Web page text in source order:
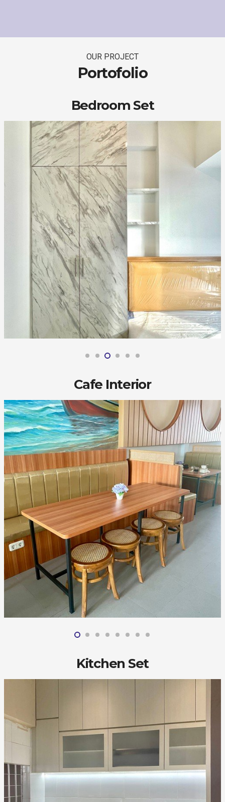
OUR PROJECT
Portofolio
Bedroom Set
Cafe Interior
Kitchen Set